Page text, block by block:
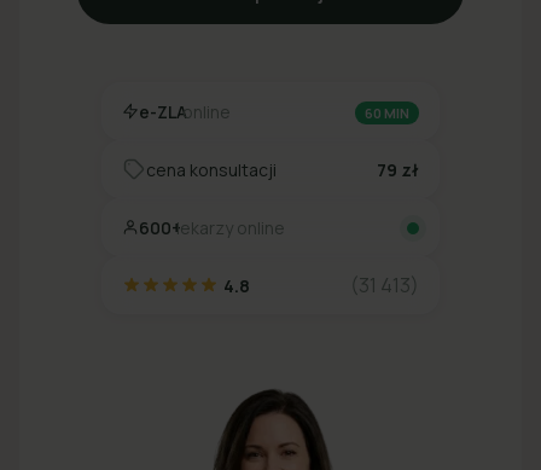
e-ZLAonline 60 MIN
cena konsultacji 79 zł
600+lekarzy online
4.8 (31 413)